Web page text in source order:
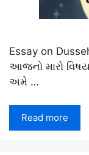
Essay on
આજનો મારો
અમે …
Read more